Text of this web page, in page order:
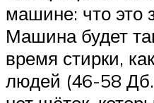
машине: что это
Машина будет
время стирки,
людей (46-58